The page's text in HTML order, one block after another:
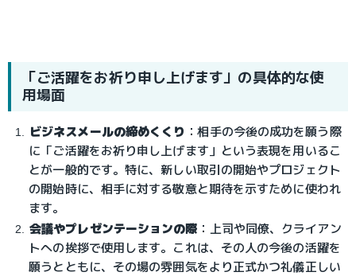
「ご活躍をお祈り申し上げます」の具体的な使
用場面
ビジネスメールの締めくくり ：相手の今後の成功を願う際
に「ご活躍をお祈り申し上げます」という表現を用いるこ
とが一般的です。特に、新しい取引の開始やプロジェクト
の開始時に、相手に対する敬意と期待を示すために使われ
ます。
会議やプレゼンテーションの際 ：上司や同僚、クライアン
トへの挨拶で使用します。これは、その人の今後の活躍を
願うとともに、その場の雰囲気をより正式かつ礼儀正しい